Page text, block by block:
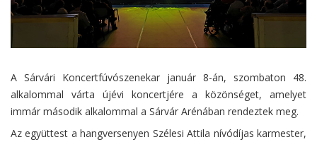
A Sárvári Koncertfúvószenekar január 8-án, szombaton 48.
alkalommal várta újévi koncertjére a közönséget, amelyet
immár második alkalommal a Sárvár Arénában rendeztek meg.
Az együttest a hangversenyen Szélesi Attila nívódíjas karmester,